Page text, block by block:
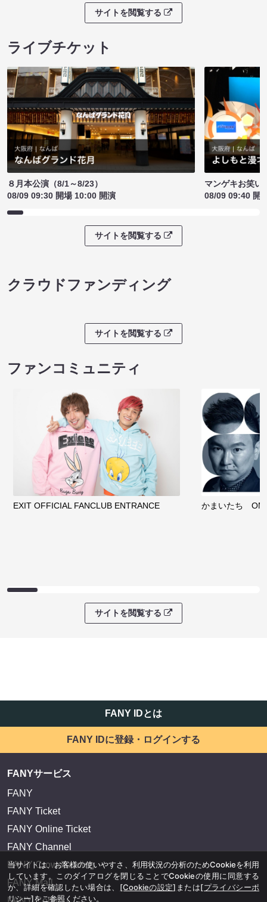
サイトを閲覧する
ライブチケット
８月本公演（8/1～8/23）
08/09 09:30 開場 10:00 開演
マンゲキお笑い
08/09 09:40 開
サイトを閲覧する
クラウドファンディング
サイトを閲覧する
ファンコミュニティ
EXIT OFFICIAL FANCLUB ENTRANCE かまいたち
サイトを閲覧する
FANY IDとは
FANY IDに登録・ログインする
FANYサービス
FANY
FANY Ticket
FANY Online Ticket
FANY Channel
FANY Crowdfunding
FANY Mall
当サイトは、お客様の使いやすさ、利用状況の分析のためCookieを利用
しています。このダイアログを閉じることでCookieの使用に同意する
か、詳細を確認したい場合は、 [Cookieの設定] または[プライバシーポ
リシー]をご参照ください。